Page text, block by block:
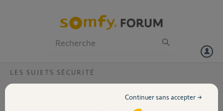
Volet
LES SUJETS SÉCURITÉ
Continuer sans accepter →